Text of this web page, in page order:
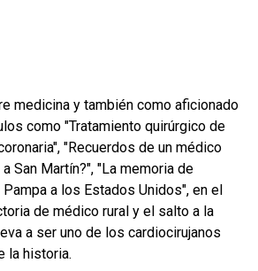
medicina y también como aficionado
como "Tratamiento quirúrgico de
"Recuerdos de un médico
a San Martín?", "La memoria de
a los Estados Unidos", en el
de médico rural y el salto a la
a ser uno de los cardiocirujanos
la historia.